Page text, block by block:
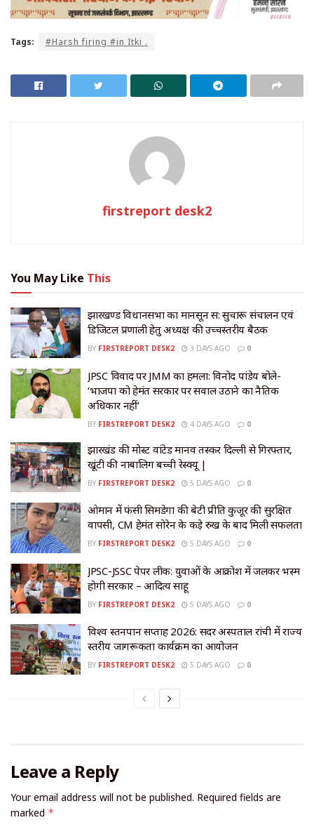
Tags: #Harsh firing #in Itki .
firstreport desk2
You May Like This
झारखण्ड विधानसभा का मानसून सत्र: सुचारू संचालन एवं
डिजिटल प्रणाली हेतु अध्यक्ष की उच्चस्तरीय बैठक
BY FIRSTREPORT DESK2 3 DAYS AGO 0
JPSC विवाद पर JMM का हमला: विनोद पांडेय बोले-
‘भाजपा को हेमंत सरकार पर सवाल उठाने का नैतिक
अधिकार नहीं’
BY FIRSTREPORT DESK2 4 DAYS AGO 0
झारखंड की मोस्ट वांटेड मानव तस्कर दिल्ली से गिरफ्तार,
खूंटी की नाबालिग बच्ची रेस्क्यू |
BY FIRSTREPORT DESK2 5 DAYS AGO 0
​ओमान में फंसी सिमडेगा की बेटी प्रीति कुजूर की सुरक्षित
वापसी, CM हेमंत सोरेन के कड़े रुख के बाद मिली सफलता
BY FIRSTREPORT DESK2 5 DAYS AGO 0
JPSC-JSSC पेपर लीक: युवाओं के आक्रोश में जलकर भस्म
होगी सरकार – आदित्य साहू
BY FIRSTREPORT DESK2 5 DAYS AGO 0
विश्व स्तनपान सप्ताह 2026: सदर अस्पताल रांची में राज्य
स्तरीय जागरूकता कार्यक्रम का आयोजन
BY FIRSTREPORT DESK2 5 DAYS AGO 0
Leave a Reply
Your email address will not be published. Required fields are
marked *